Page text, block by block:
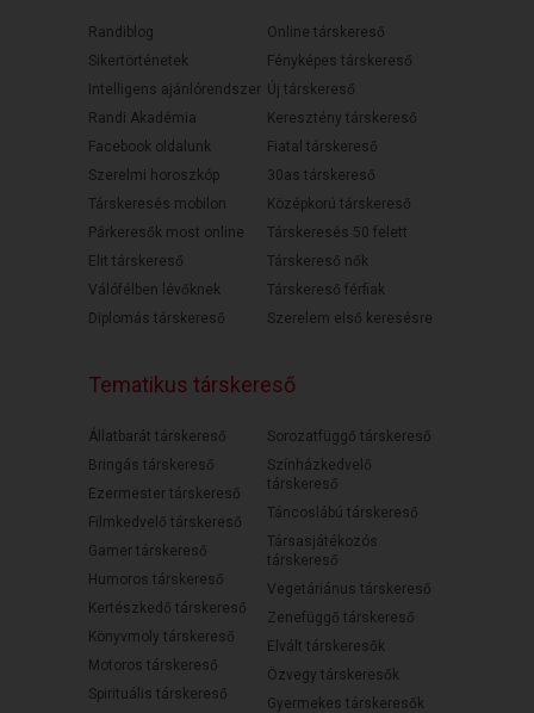
Randiblog
Sikertörténetek
Intelligens ajánlórendszer
Randi Akadémia
Facebook oldalunk
Szerelmi horoszkóp
Társkeresés mobilon
Párkeresők most online
Elit társkereső
Válófélben lévőknek
Diplomás társkereső
Online társkereső
Fényképes társkereső
Új társkereső
Keresztény társkereső
Fiatal társkereső
30as társkereső
Középkorú társkereső
Társkeresés 50 felett
Társkereső nők
Társkereső férfiak
Szerelem első keresésre
Tematikus társkereső
Állatbarát társkereső
Bringás társkereső
Ezermester társkereső
Filmkedvelő társkereső
Gamer társkereső
Humoros társkereső
Kertészkedő társkereső
Könyvmoly társkereső
Motoros társkereső
Spirituális társkereső
Sorozatfüggő társkereső
Színházkedvelő
társkereső
Táncoslábú társkereső
Társasjátékozós
társkereső
Vegetáriánus társkereső
Zenefüggő társkereső
Elvált társkeresők
Özvegy társkeresők
Gyermekes társkeresők